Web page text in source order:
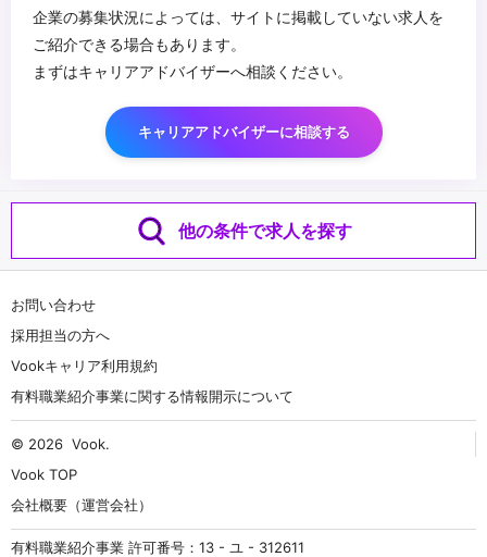
企業の募集状況によっては、サイトに掲載していない求人を
ご紹介できる場合もあります。
まずはキャリアアドバイザーへ相談ください。
キャリアアドバイザーに相談する
他の条件で求人を探す
お問い合わせ
採用担当の方へ
Vookキャリア利用規約
有料職業紹介事業に関する情報開示について
© 2026 Vook.
Vook TOP
会社概要（運営会社）
有料職業紹介事業 許可番号：13 - ユ - 312611